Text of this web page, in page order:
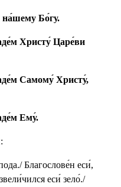
Бо́гу.
Христу́ Царе́ви
Самому́ Христу́,
Ему́.
Благослове́н еси́,
еси́ зело́./